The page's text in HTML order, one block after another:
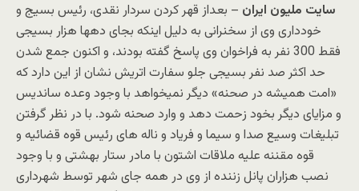
سایت ملیون ایران – بعداز قهر کردن سردار نقدی، رئیس بسیج و
خودداری وی از سخنرانی به دلیل اینکه بجای دهها هزار بسیجی
فقط 300 نفر به فراخوان وی پاسخ گفته بودند، و اکنون جمع شدن
حد اکثر صد نفر بسیجی جلو سفارت اتریش نشان از این دارد که
«امت هميشه در صحنه» دیگر نمیخواهد با وجود وعده ساندیس
و مزایای دیگر بخود زحمت دهد و وارد صحنه شود. با در نظر گرفتن
تبلیغات وسیع صدا و سیما و فریاد و ناله های رئیس قوه قضائیه و
قوه مقننه علیه ملاقات اشتون با مادر ستار بهشتی و با وجود
نصب هزاران پانل زننده از وی در همه جای شهر توسط شهرداری